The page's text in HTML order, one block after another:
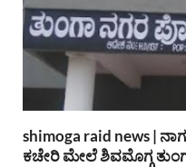
shimoga raid news |
ಕಚೇರಿ ಮೇಲೆ ಶಿವಮೊಗ್ಗ